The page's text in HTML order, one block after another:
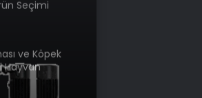
Seçimi
ve Köpek
Hayvan